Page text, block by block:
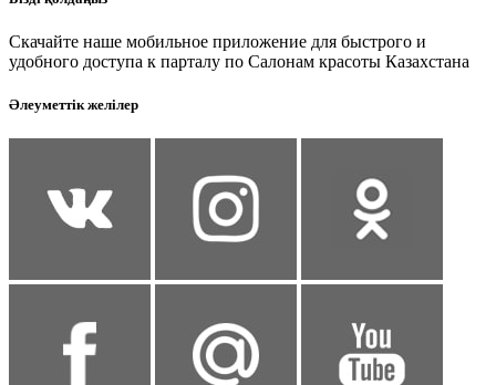
Скачайте наше мобильное приложение для быстрого и
удобного доступа к парталу по Салонам красоты Казахстана
Әлеуметтік желілер